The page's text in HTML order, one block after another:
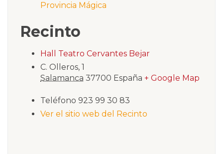
Provincia Mágica
Recinto
Hall Teatro Cervantes Bejar
C. Olleros, 1
Salamanca 37700 España + Google Map
Teléfono 923 99 30 83
Ver el sitio web del Recinto